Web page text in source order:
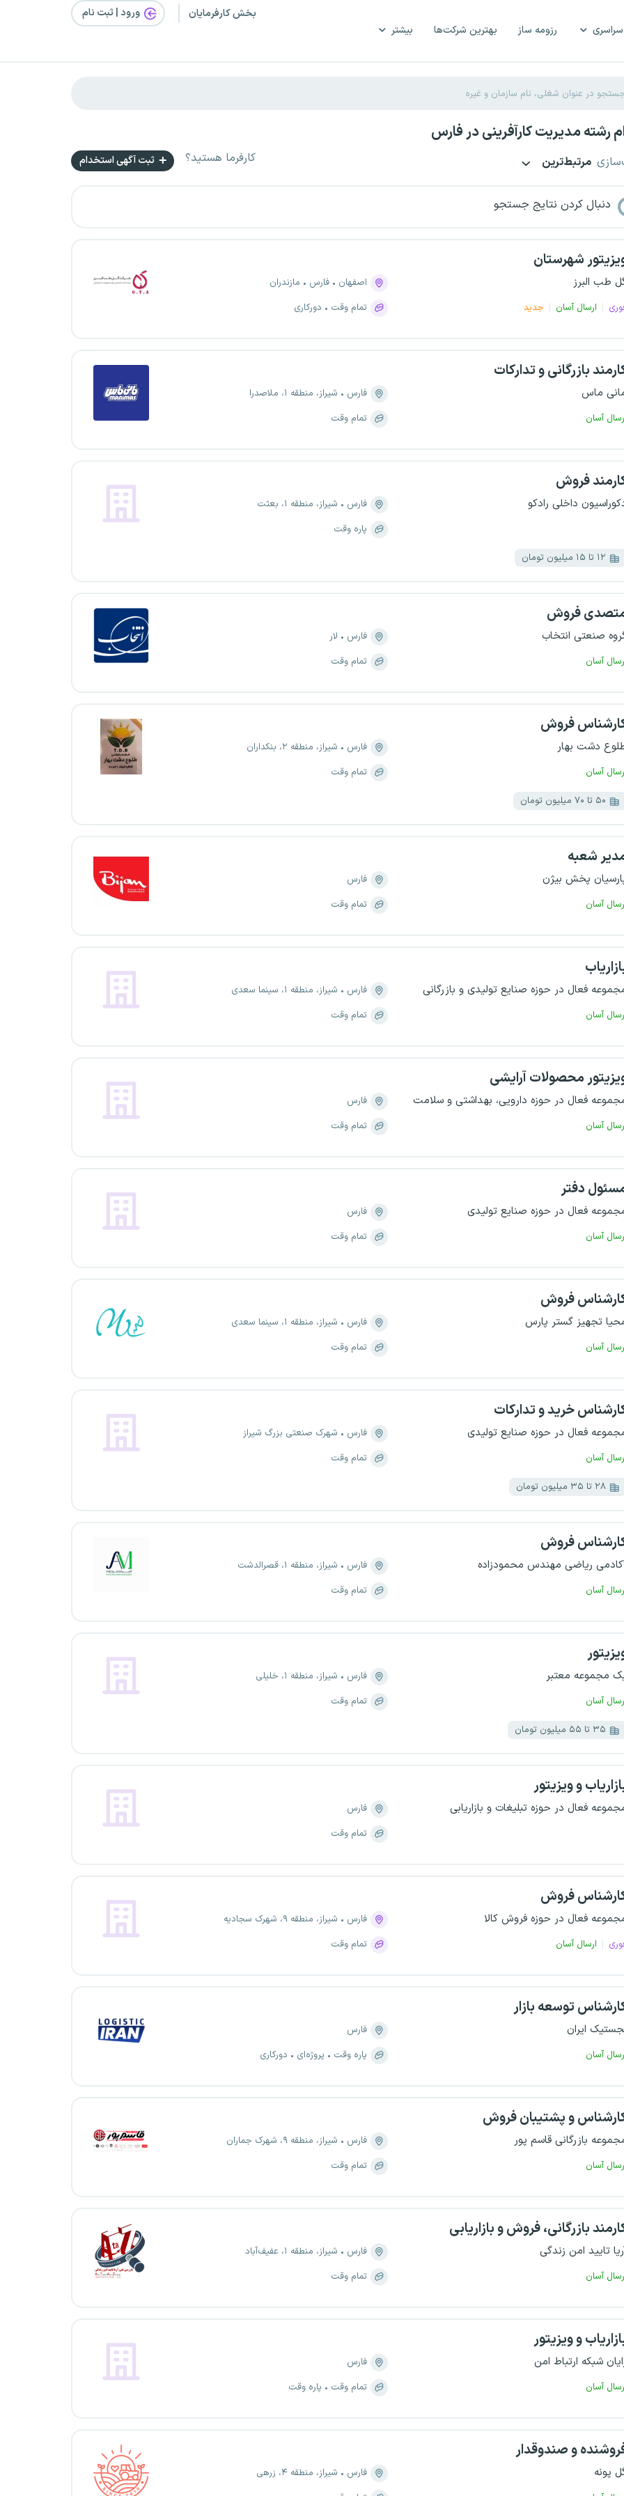
رزومه ساز بهترین شرکت‌ها بیشتر
بخش کارفرمایان ورود | ثبت‌ نام
رشته مدیریت کارآفرینی در فارس
مرتبط‌ترین کارفرما هستید؟ ثبت آگهی استخدام
دنبال کردن نتایج جستجو
شهرستان
طب البرز
ارسال آسان جدید
اصفهان فارس
مازندران
تمام وقت
دورکاری
بازرگانی و تدارکات
ماس
آسان
فارس
شیراز، منطقه ۱، ملاصدرا
تمام وقت
فروش
داخلی رادکو فارس
شیراز، منطقه ۱، بعثت
پاره وقت
۱۲ تا ۱۵ میلیون تومان
فروش
صنعتی انتخاب
آسان
فارس
لار
تمام وقت
فروش
دشت بهار
آسان
فارس
شیراز، منطقه ۲، بنکداران
تمام وقت
۵۰ تا ۷۰ میلیون تومان
شعبه
پخش بیژن
آسان
فارس
تمام وقت
فعال در حوزه صنایع تولیدی و بازرگانی
آسان
فارس
شیراز، منطقه ۱، سینما سعدی
تمام وقت
محصولات آرایشی
فعال در حوزه دارویی، بهداشتی و سلامت
آسان
فارس
تمام وقت
دفتر
فعال در حوزه صنایع تولیدی
آسان
فارس
تمام وقت
فروش
تجهیز گستر پارس
آسان
فارس
شیراز، منطقه ۱، سینما سعدی
تمام وقت
خرید و تدارکات
فعال در حوزه صنایع تولیدی
آسان
فارس
شهرک صنعتی بزرگ شیراز
تمام وقت
۲۸ تا ۳۵ میلیون تومان
فروش
ریاضی مهندس محمودزاده
آسان
فارس
شیراز، منطقه ۱، قصرالدشت
تمام وقت
مجموعه معتبر
آسان
فارس
شیراز، منطقه ۱، خلیلی
تمام وقت
۳۵ تا ۵۵ میلیون تومان
و ویزیتور
فعال در حوزه تبلیغات و بازاریابی
فارس
تمام وقت
فروش
فعال در حوزه فروش کالا
ارسال آسان
فارس
شیراز، منطقه ۹، شهرک سجادیه
تمام وقت
توسعه بازار
ایران
آسان
فارس
پاره وقت
پروژه‌ای دورکاری
و پشتیبان فروش
بازرگانی قاسم پور
آسان
فارس
شیراز، منطقه ۹، شهرک جماران
تمام وقت
بازرگانی، فروش و بازاریابی
تایید امن زندگی
آسان
فارس
شیراز، منطقه ۱، عفیف‌آباد
تمام وقت
و ویزیتور
شبکه ارتباط امن
آسان
فارس
تمام وقت
پاره وقت
و صندوقدار
پونه فارس
شیراز، منطقه ۴، زرهی